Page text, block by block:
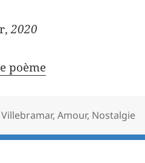
2020
poème
,Amour, Nostalgie